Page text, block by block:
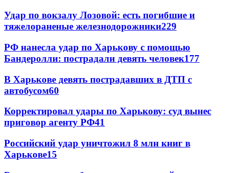
Удар по вокзалу Лозовой: есть погибшие и
тяжелораненые железнодорожники229
РФ нанесла удар по Харькову с помощью
Бандеролли: пострадали девять человек177
В Харькове девять пострадавших в ДТП с
автобусом60
Корректировал удары по Харькову: суд вынес
приговор агенту РФ41
Российский удар уничтожил 8 млн книг в
Харькове15